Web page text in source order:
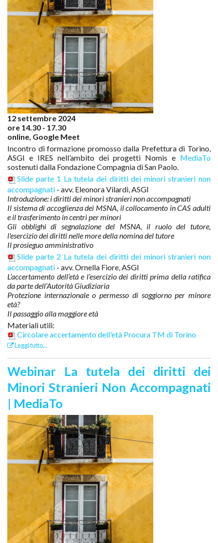
12 settembre 2024
ore 14.30 - 17.30
online, Google Meet
Incontro di formazione promosso dalla Prefettura di Torino,
ASGI e IRES nell’ambito dei progetti Nomis e MediaTo
sostenuti dalla Fondazione Compagnia di San Paolo.
Slide parte 1 La tutela dei diritti dei minori stranieri non
accompagnati - avv. Eleonora Vilardi, ASGI
Introduzione: i diritti dei minori stranieri non accompagnati
Il sistema di accoglienza dei MSNA, il collocamento in CAS adulti
e il trasferimento in centri per minori
Gli obblighi di segnalazione del MSNA, il ruolo del tutore,
l'esercizio dei diritti nelle more della nomina del tutore
Il prosieguo amministrativo
Slide parte 2 La tutela dei diritti dei minori stranieri non
accompagnati - avv. Ornella Fiore, ASGI
L’accertamento dell’età e l’esercizio dei diritti prima della ratifica
da parte dell’Autorità Giudiziaria
Protezione internazionale o permesso di soggiorno per minore
età?
Il passaggio alla maggiore età
Materiali utili:
Circolare accertamento dell'età Procura TM di Torino
Leggi tutto...
Webinar La tutela dei diritti dei
Minori Stranieri Non Accompagnati
| MediaTo